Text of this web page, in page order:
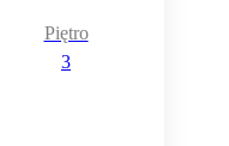
Piętro
3